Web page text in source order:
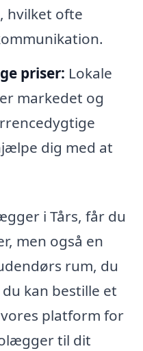
hvilket ofte
priser: Lokale
markedet og
dig med at
i Tårs, får du
men også en
rum, du
kan bestille et
platform for
til dit